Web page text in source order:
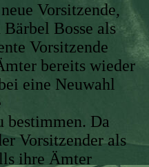
Vorsitzende,
Bärbel Bosse als
Vorsitzende
bereits wieder
eine Neuwahl
bestimmen. Da
Vorsitzender als
ihre Ämter